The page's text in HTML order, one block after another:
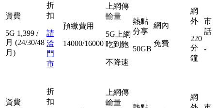
資費
5G 1,399 /
月 (24/30/48
月)
折
扣
請
洽
門
市
預繳費用
14000/16000
上網傳
輸量
5G上網
吃到飽
不降速
熱點
分享
50GB
網內
免費
網
外
220
分
鐘
市
話
-
資費
折
扣
上網傳
輸量
網